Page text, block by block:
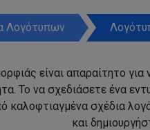
Λογότυπων
είναι απαραίτητο
Το να σχεδιάσετε ένα
καλοφτιαγμένα σχέδια
και